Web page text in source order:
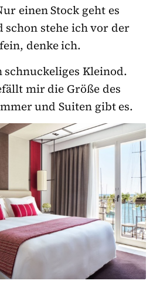
einen Stock geht es
schon stehe ich vor der
denke ich.
schnuckeliges Kleinod.
mir die Größe des
und Suiten gibt es.